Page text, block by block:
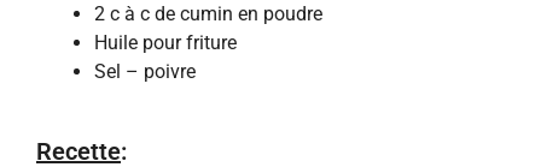
2 c à c de cumin en poudre
Huile pour friture
Sel – poivre
Recette: